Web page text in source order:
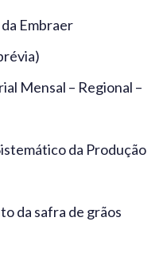
Embraer
Mensal – Regional –
da Produção
da safra de grãos